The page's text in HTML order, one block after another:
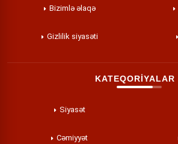
Bizimlə əlaqə
Gizlilik siyasəti
KATEQORİYALAR
Siyasət
Cəmiyyət